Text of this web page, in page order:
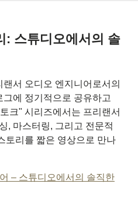
: 스튜디오에서의 솔
서 오디오 엔지니어로서의
에 정기적으로 공유하고
크" 시리즈에서는 프리랜서
, 마스터링, 그리고 전문적
토리를 짧은 영상으로 만나
– 스튜디오에서의 솔직한